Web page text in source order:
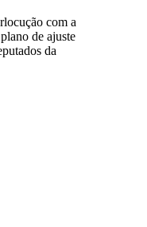
com a
de ajuste
da